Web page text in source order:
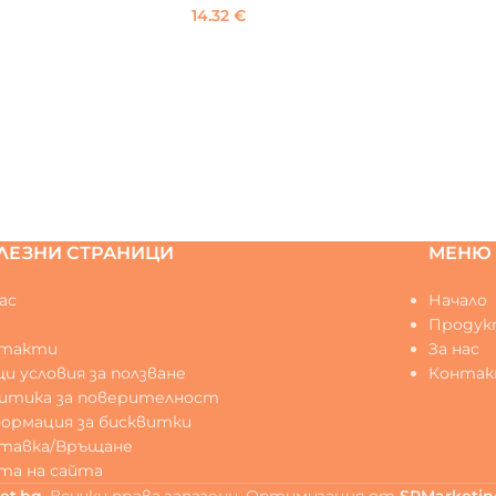
14.32 €
СТРАНИЦИ
условия за ползване
за поверителност
за бисквитки
Връщане
на сайта
МЕНЮ
Начало
За нас